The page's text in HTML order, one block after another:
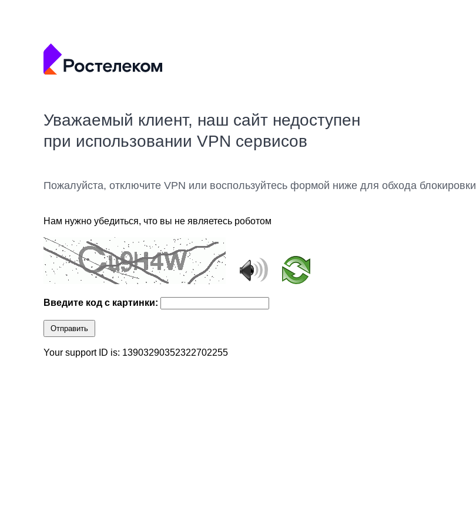
Уважаемый клиент, наш сайт недоступен
при использовании VPN сервисов
Пожалуйста, отключите VPN или воспользуйтесь формой ниже для обхода блокировки
Нам нужно убедиться, что вы не являетесь роботом
Введите код с картинки:
Отправить
Your support ID is: 13903290352322702255